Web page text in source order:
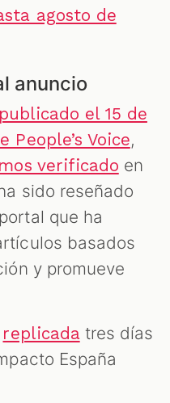
agosto de
anuncio
el 15 de
People’s Voice,
verificado en
sido reseñado
que ha
basados
y promueve
replicadatres días
España